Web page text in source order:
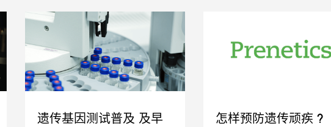
遗传基因测试普及 及早
怎样预防遗传顽疾 ?